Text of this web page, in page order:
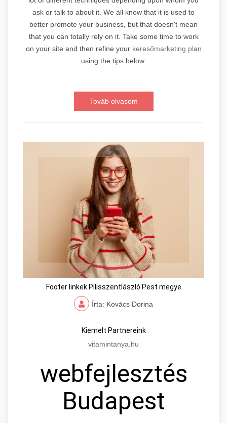
ask or talk to about it. We all know that it is used to
better promote your business, but that doesn't mean
that you can totally rely on it. Take some time to work
on your site and then refine your keresőmarketing plan
using the tips below.
Továb olvasom
Footer linkek Pilisszentlászló Pest megye
Írta: Kovács Dorina
Kiemelt Partnereink
vitamintanya.hu
webfejlesztés
Budapest